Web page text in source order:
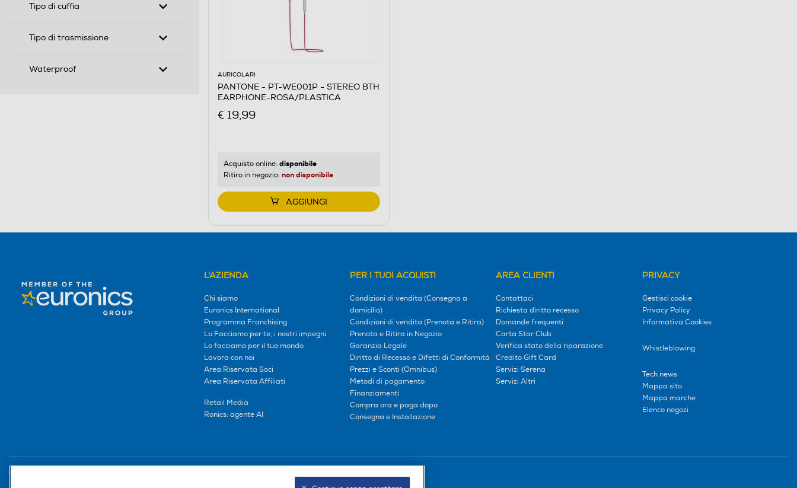
Tipo di cuffia
Tipo di trasmissione
Waterproof
AURICOLARI
PANTONE - PT-WE001P - STEREO BTH
EARPHONE-ROSA/PLASTICA
€ 19,99
Acquisto online: disponibile
Ritiro in negozio: non disponibile
AGGIUNGI
L'AZIENDA
Chi siamo
Euronics International
Programma Franchising
Lo Facciamo per te, i nostri impegni
Lo facciamo per il tuo mondo
Lavora con noi
Area Riservata Soci
Area Riservata Affiliati
Retail Media
Ronics: agente AI
PER I TUOI ACQUISTI
Condizioni di vendita (Consegna a
domicilio)
Condizioni di vendita (Prenota e Ritira)
Prenota e Ritira in Negozio
Garanzia Legale
Diritto di Recesso e Difetti di Conformità
Prezzi e Sconti (Omnibus)
Metodi di pagamento
Finanziamenti
Compra ora e paga dopo
Consegna e Installazione
AREA CLIENTI
Contattaci
Richiesta diritto recesso
Domande frequenti
Carta Star Club
Verifica stato della riparazione
Credito Gift Card
Servizi Serena
Servizi Altri
PRIVACY
Gestisci cookie
Privacy Policy
Informativa Cookies
Whistleblowing
Tech news
Mappa sito
Mappa marche
Elenco negozi
Trova negozio Seguici sui social